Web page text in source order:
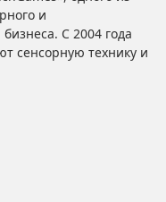
и
С 2004 года
сенсорную технику и